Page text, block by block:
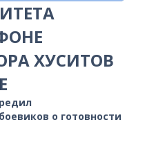
ХУСИТОВ
о готовности